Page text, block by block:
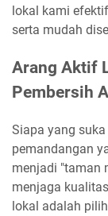
lokal kami
serta mudah
Arang Aktif
Pembersih
Siapa yang
pemandangan
menjadi "taman
menjaga
lokal adalah